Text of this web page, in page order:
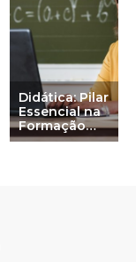
Didática: Pilar
Essencial na
Formação
dos